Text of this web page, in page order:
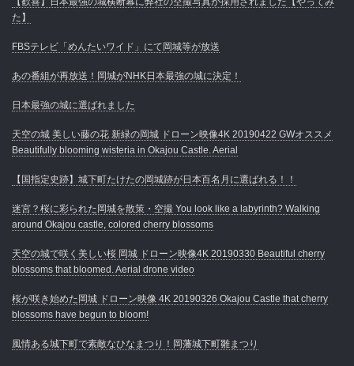
た】
FBSテレビ「めんたいワイド」にて岡城等が放送
あの番組が再放送！岡城がNHK日本最強の城に決定！
日本最強の城に選ばれました
天空の城 美しい藤の花 新緑の岡城 ドローン映像4K 20190422 GWオススメ
Beautifully blooming wisteria in Okajou Castle. Aerial
【国指定史跡】城下町たけたの岡城跡が日本百名月に選ばれる！！
迷宮？桜に彩られた岡城を散策・空撮 You look like a labyrinth? Walking
around Okajou castle, colored cherry blossoms
天空の城で咲く美しい桜 岡城 ドローン映像4K 20190330 Beautiful cherry
blossoms that bloomed. Aerial drone video
桜が咲き始めた岡城 ドローン映像 4K 20190326 Okajou Castle that cherry
blossoms have begun to bloom!
風情ある城下町で素敵なひなまつり！岡藩城下町雛まつり